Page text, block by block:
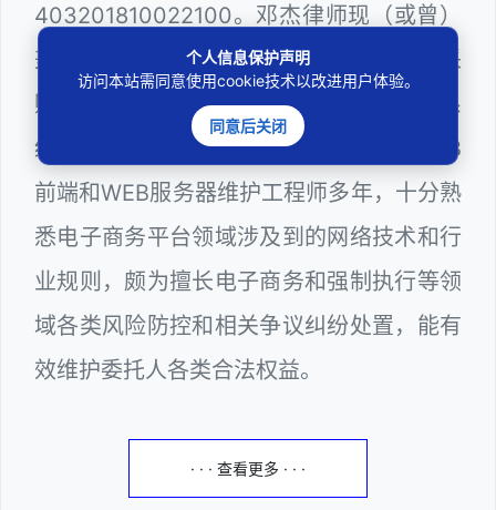
403201810022100。邓杰律师现（或曾）
兼任深圳市人民政府听证员、深圳市政府采
购评审专家（法律类）、深圳市某区政府系
统公职律师、计算机信息网络安全员、WEB
前端和WEB服务器维护工程师多年，十分熟
悉电子商务平台领域涉及到的网络技术和行
业规则，颇为擅长电子商务和强制执行等领
域各类风险防控和相关争议纠纷处置，能有
效维护委托人各类合法权益。
· · · 查看更多 · · ·
个人信息保护声明
访问本站需同意使用cookie技术以改进用户体验。
同意后关闭